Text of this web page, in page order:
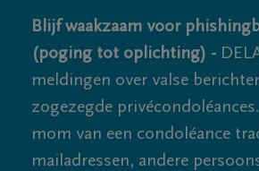
Blijf waakzaam voor
(poging tot oplichting) -
meldingen over valse
zogezegde
mom van een condoléance
mailadressen, andere